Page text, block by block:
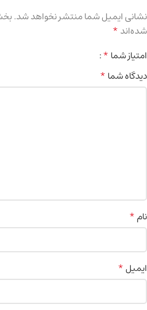
نشانی ایمیل شما منتشر نخواهد شد.
شده‌اند*
امتیاز شما*
دیدگاه شما*
نام*
ایمیل*